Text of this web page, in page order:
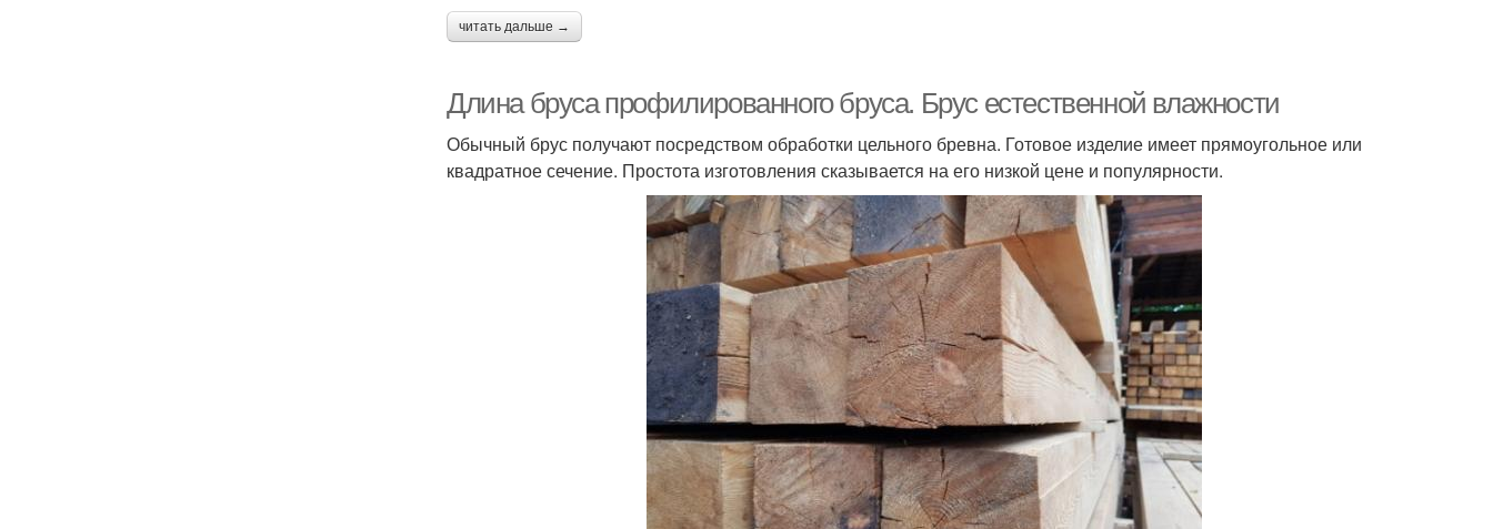
читать дальше →
Длина бруса профилированного бруса. Брус естественной влажности
Обычный брус получают посредством обработки цельного бревна. Готовое изделие имеет прямоугольное или
квадратное сечение. Простота изготовления сказывается на его низкой цене и популярности.